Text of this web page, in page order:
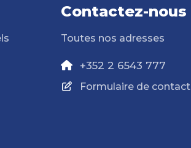
Contactez-nous
Toutes nos adresses
+352 2 6543 777
Formulaire de contact